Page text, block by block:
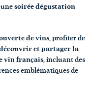
soirée dégustation
de vins, profiter de
et partager la
vin français, incluant des
emblématiques de